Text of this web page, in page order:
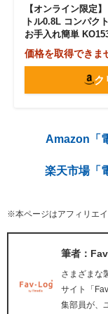
【オンライン限定
トル0.8L コンパク
お手入れ簡単
価格を取得できま
ク
Amazon「
楽天市場「
※本ページはアフィリエ
筆者：
さまざまな
サイト「
集部員が、